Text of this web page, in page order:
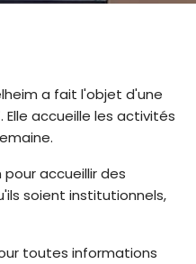
a fait l'objet d'une
accueille les activités
accueillir des
soient institutionnels,
toutes informations